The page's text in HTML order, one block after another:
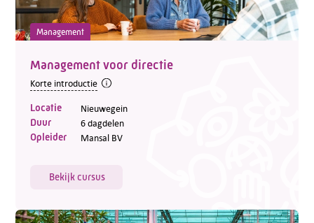
Management
Management voor directie
Korte introductie
Locatie Nieuwegein
Duur 6 dagdelen
Opleider Mansal BV
Bekijk cursus